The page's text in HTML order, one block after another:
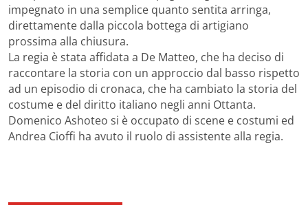
impegnato in una semplice quanto sentita arringa,
direttamente dalla piccola bottega di artigiano
prossima alla chiusura.
La regia è stata affidata a De Matteo, che ha deciso di
raccontare la storia con un approccio dal basso rispetto
ad un episodio di cronaca, che ha cambiato la storia del
costume e del diritto italiano negli anni Ottanta.
Domenico Ashoteo si è occupato di scene e costumi ed
Andrea Cioffi ha avuto il ruolo di assistente alla regia.